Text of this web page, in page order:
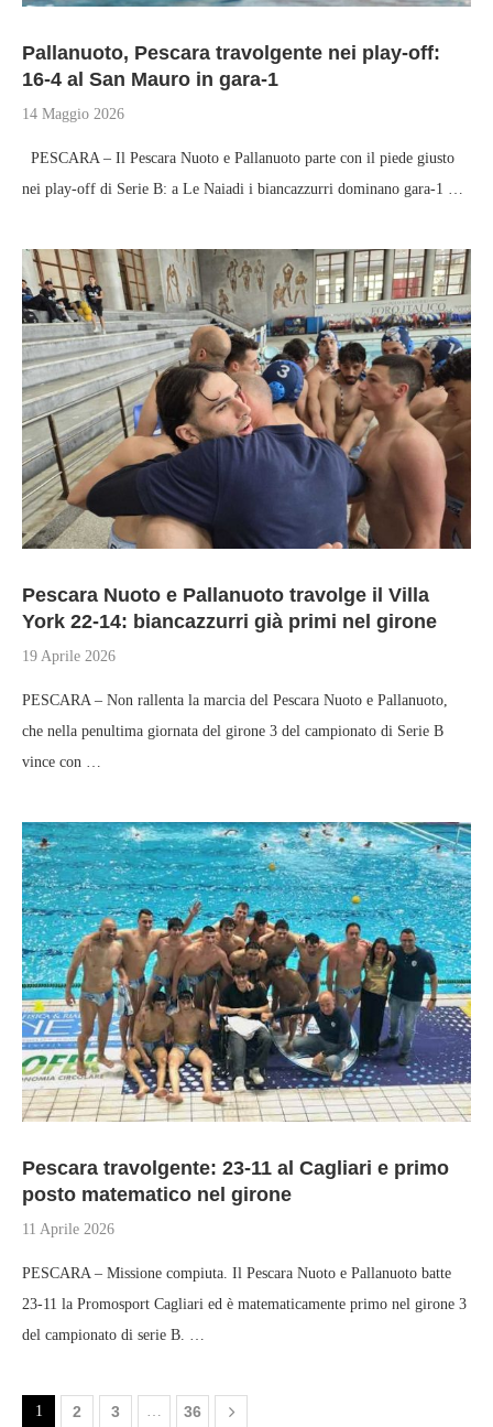
Pallanuoto, Pescara travolgente nei play-off:
16-4 al San Mauro in gara‑1
14 Maggio 2026
PESCARA – Il Pescara Nuoto e Pallanuoto parte con il piede giusto
nei play-off di Serie B: a Le Naiadi i biancazzurri dominano gara‑1 …
Pescara Nuoto e Pallanuoto travolge il Villa
York 22-14: biancazzurri già primi nel girone
19 Aprile 2026
PESCARA – Non rallenta la marcia del Pescara Nuoto e Pallanuoto,
che nella penultima giornata del girone 3 del campionato di Serie B
vince con …
Pescara travolgente: 23-11 al Cagliari e primo
posto matematico nel girone
11 Aprile 2026
PESCARA – Missione compiuta. Il Pescara Nuoto e Pallanuoto batte
23-11 la Promosport Cagliari ed è matematicamente primo nel girone 3
del campionato di serie B. …
1 2 3 … 36